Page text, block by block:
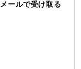
メールで受け取る